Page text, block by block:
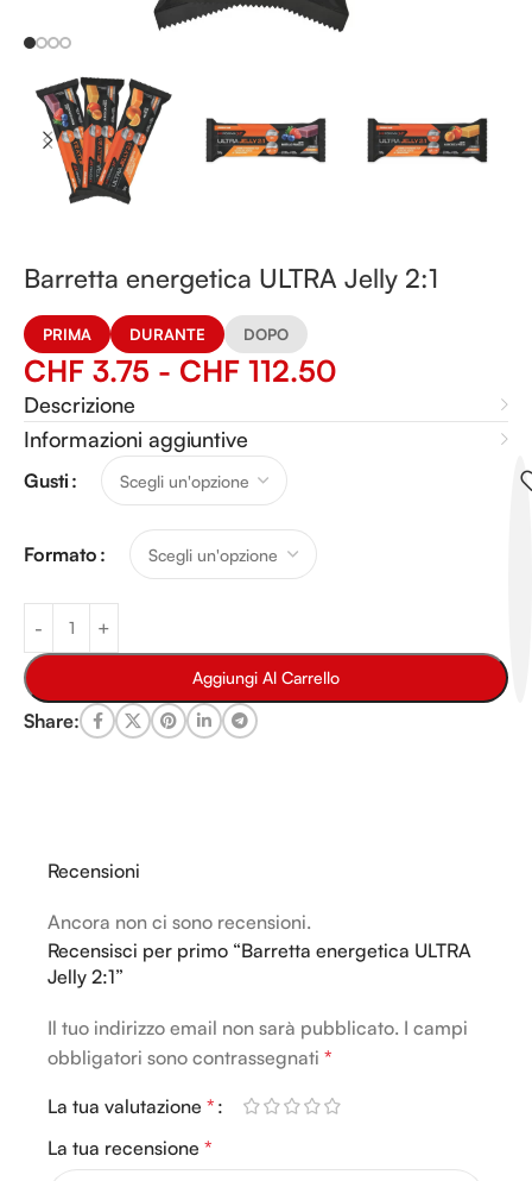
Barretta energetica ULTRA Jelly 2:1
PRIMA DURANTE DOPO
CHF 3.75 - CHF 112.50
Descrizione
Informazioni aggiuntive
Gusti
Formato
Aggiungi Al Carrello
Alternative:
Share:
Recensioni
Ancora non ci sono recensioni.
Recensisci per primo “Barretta energetica ULTRA
Jelly 2:1”
Il tuo indirizzo email non sarà pubblicato. I campi
obbligatori sono contrassegnati *
La tua valutazione *
La tua recensione *
Alternative: